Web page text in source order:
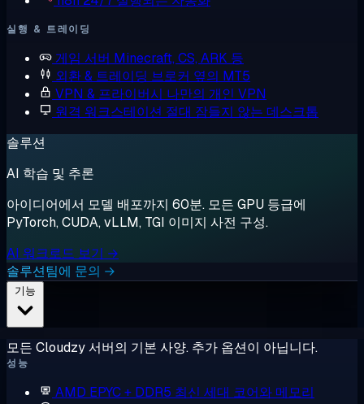
실행 & 트레이딩
게임 서버 Minecraft, CS, ARK 등
외환 & 트레이딩 브로커 옆의 MT5
VPN & 프라이버시 나만의 개인 VPN
원격 워크스테이션 절대 잠들지 않는 데스크톱
솔루션
AI 학습 및 추론
아이디어에서 모델 배포까지 60분. 모든 GPU 등급에
PyTorch, CUDA, vLLM, TGI 이미지 사전 구성.
AI 워크로드 보기 →
솔루션팀에 문의 →
모든 Cloudzy 서버의 기본 사양. 추가 옵션이 아닙니다.
성능
AMD EPYC + DDR5 최신 세대 코어와 메모리